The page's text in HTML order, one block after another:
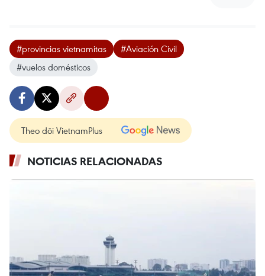
#provincias vietnamitas
#Aviación Civil
#vuelos domésticos
Theo dõi VietnamPlus
NOTICIAS RELACIONADAS